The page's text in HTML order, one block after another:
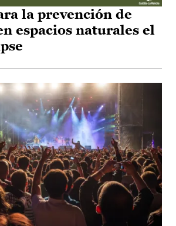
la prevención de
espacios naturales el